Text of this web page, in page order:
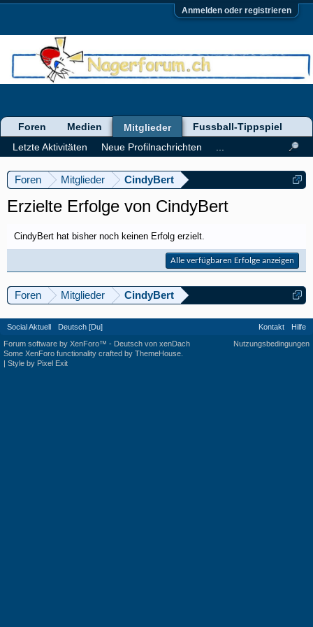
Anmelden oder registrieren
Foren Mitglieder CindyBert
Erzielte Erfolge von CindyBert
CindyBert hat bisher noch keinen Erfolg erzielt.
Alle verfügbaren Erfolge anzeigen
Foren Mitglieder CindyBert
Foren Medien
Mitglieder
Letzte Aktivitäten
Neue Profilnachrichten
Fussball-Tippspiel
Social Aktuell Deutsch [Du] Kontakt
Hilfe
Nutzungsbedingungen
Forum software by XenForo™ - Deutsch von xenDach
Some XenForo functionality crafted by ThemeHouse
| Style by Pixel Exit